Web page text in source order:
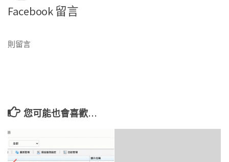
Facebook 留言
則留言
您可能也會喜歡…